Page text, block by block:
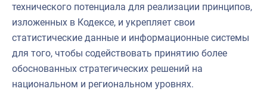
технического потенциала для реализации принципов,
изложенных в Кодексе, и укрепляет свои
статистические данные и информационные системы
для того, чтобы содействовать принятию более
обоснованных стратегических решений на
национальном и региональном уровнях.